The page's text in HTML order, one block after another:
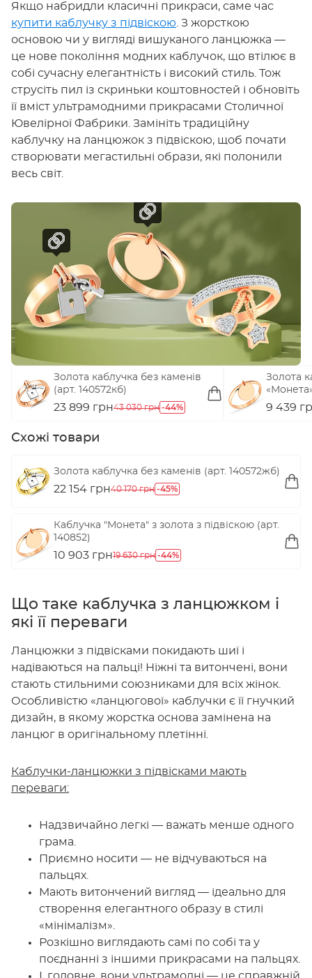
Якщо набридли класичні прикраси, саме час
купити каблучку з підвіскою . З жорсткою
основою чи у вигляді вишуканого ланцюжка —
це нове покоління модних каблучок, що втілює в
собі сучасну елегантність і високий стиль. Тож
струсіть пил із скриньки коштовностей і обновіть
її вміст ультрамодними прикрасами Столичної
Ювелірної Фабрики. Замініть традиційну
каблучку на ланцюжок з підвіскою, щоб почати
створювати мегастильні образи, які полонили
весь світ.
Золота каблучка без каменів
(арт. 140572кб)
23 899 грн43 030 грн -44%
Золота
9 439
Схожі товари
Золота каблучка без каменів (арт. 140572жб)
22 154 грн40 170 грн -45%
Каблучка "Монета" з золота з підвіскою (арт.
140852)
10 903 грн19 630 грн -44%
Що таке каблучка з ланцюжком і
які її переваги
Ланцюжки з підвісками покидають шиї і
надіваються на пальці! Ніжні та витончені, вони
стають стильними союзниками для всіх жінок.
Особливістю «ланцюгової» каблучки є її гнучкий
дизайн, в якому жорстка основа замінена на
ланцюг в оригінальному плетінні.
Каблучки-ланцюжки з підвісками мають
переваги:
Надзвичайно легкі — важать менше одного
грама.
Приємно носити — не відчуваються на
пальцях.
Мають витончений вигляд — ідеально для
створення елегантного образу в стилі
«мінімалізм».
Розкішно виглядають самі по собі та у
поєднанні з іншими прикрасами на пальцях.
І, головне, вони ультрамодні — це справжній